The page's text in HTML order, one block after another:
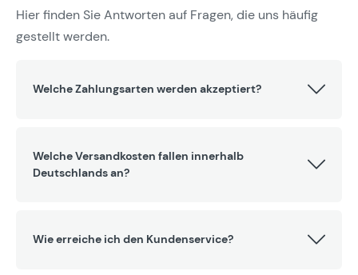
Hier finden Sie Antworten auf Fragen, die uns häufig
gestellt werden.
Welche Zahlungsarten werden akzeptiert?
Welche Versandkosten fallen innerhalb
Deutschlands an?
Wie erreiche ich den Kundenservice?